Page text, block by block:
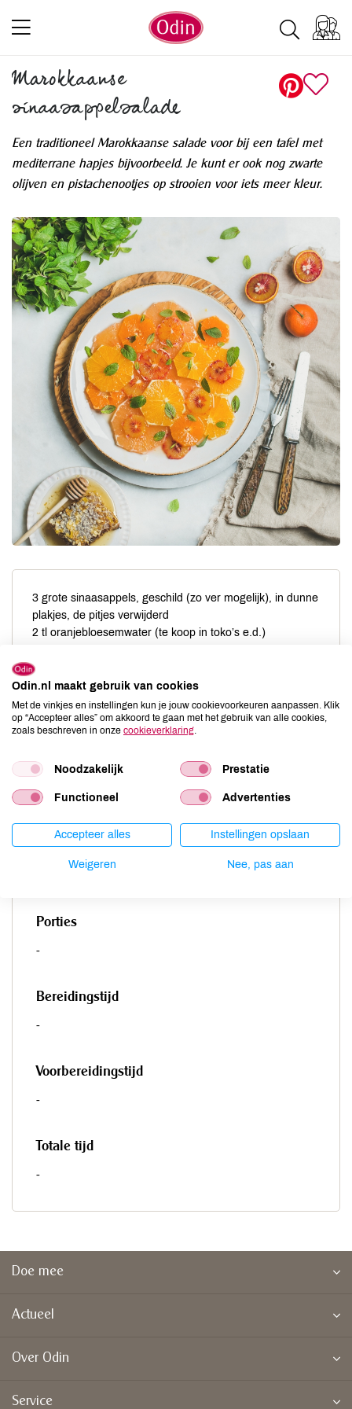
Marokkaanse
sinaasappelsalade
Een traditioneel Marokkaanse salade voor bij een tafel met
mediterrane hapjes bijvoorbeeld. Je kunt er ook nog zwarte
olijven en pistachenootjes op strooien voor iets meer kleur.
3 grote sinaasappels, geschild (zo ver mogelijk), in dunne
plakjes, de pitjes verwijderd
2 tl oranjebloesemwater (te koop in toko’s e.d.)
1/2 tl kaneel
1 takje verse munt
oranjebloesemwater erover schenken. Bestrooien met suiker en
kaneel erbij en garneren met een takje munt. Het klassieke
Porties
-
Bereidingstijd
-
Voorbereidingstijd
-
Totale tijd
-
Doe mee
Actueel
Over Odin
Service
Odin.nl maakt gebruik van cookies
Met de vinkjes en instellingen kun je jouw cookievoorkeuren aanpassen. Klik
op “Accepteer alles” om akkoord te gaan met het gebruik van alle cookies,
zoals beschreven in onze cookieverklaring.
Noodzakelijk Prestatie
Functioneel Advertenties
Accepteer alles Instellingen opslaan
Weigeren Nee, pas aan